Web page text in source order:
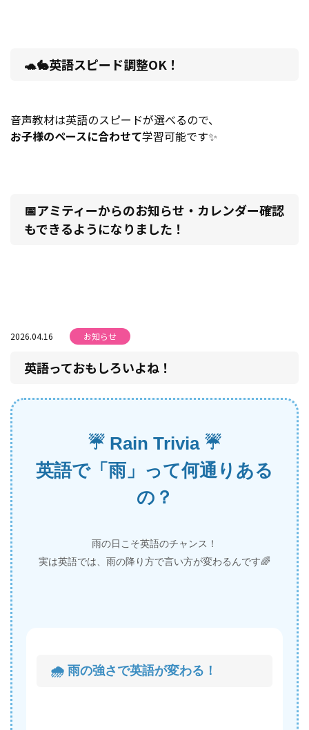
🐢🐇英語スピード調整OK！
音声教材は英語のスピードが選べるので、
お子様のペースに合わせて学習可能です✨
📅アミティーからのお知らせ・カレンダー確認
もできるようになりました！
2026.04.16 お知らせ
英語っておもしろいよね！
☔ Rain Trivia ☔
英語で「雨」って何通りある
の？
雨の日こそ英語のチャンス！
実は英語では、雨の降り方で言い方が変わるんです🌈
🌧️ 雨の強さで英語が変わる！